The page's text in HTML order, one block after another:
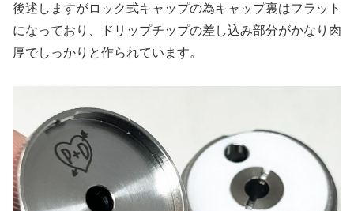
後述しますがロック式キャップの為キャップ裏はフラット
になっており、ドリップチップの差し込み部分がかなり肉
厚でしっかりと作られています。